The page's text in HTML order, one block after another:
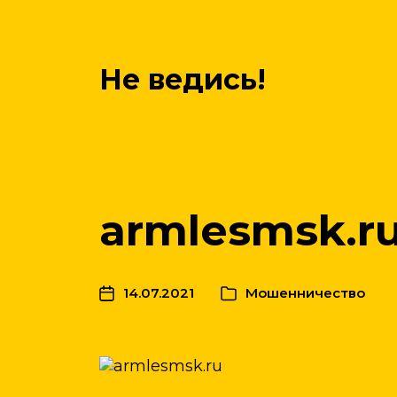
Не ведись!
14.07.2021 Мошенничество